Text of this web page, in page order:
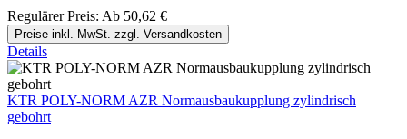
Regulärer Preis: Ab 50,62 €
Preise inkl. MwSt. zzgl. Versandkosten
Details
KTR POLY-NORM AZR Normausbaukupplung zylindrisch
gebohrt